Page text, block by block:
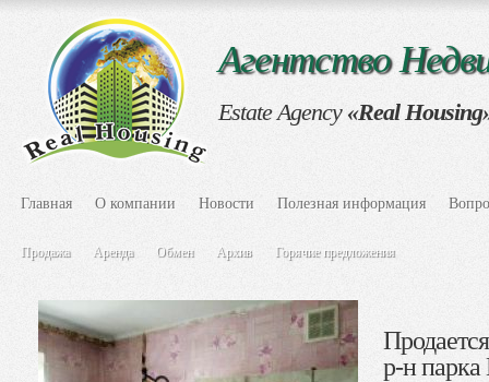
Агентство
Estate Agency «Real
Главная О компании Новости Полезная информация
Продажа Аренда Обмен Архив Горячие предложения
р-н